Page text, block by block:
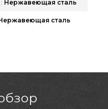
Нержавеющая сталь
сталь